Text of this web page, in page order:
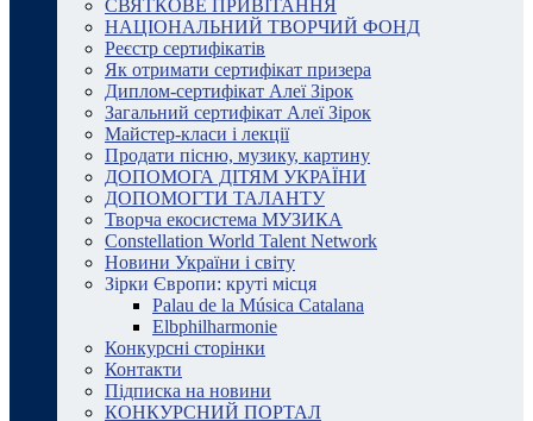
СВЯТКОВЕ ПРИВІТАННЯ
НАЦІОНАЛЬНИЙ ТВОРЧИЙ ФОНД
Реєстр сертифікатів
Як отримати сертифікат призера
Диплом-сертифікат Алеї Зірок
Загальний сертифікат Алеї Зірок
Майстер-класи і лекції
Продати пісню, музику, картину
ДОПОМОГА ДІТЯМ УКРАЇНИ
ДОПОМОГТИ ТАЛАНТУ
Творча екосистема МУЗИКА
Constellation World Talent Network
Новини України і світу
Зірки Європи: круті місця
Palau de la Música Catalana
Elbphilharmonie
Конкурсні сторінки
Контакти
Підписка на новини
КОНКУРСНИЙ ПОРТАЛ